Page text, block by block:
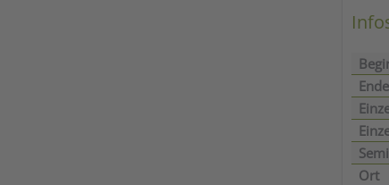
Ende
Ort